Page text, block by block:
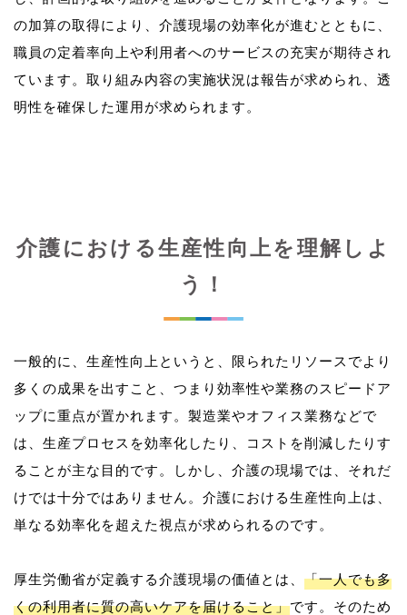
の加算の取得により、介護現場の効率化が進むとともに、
職員の定着率向上や利用者へのサービスの充実が期待され
ています。取り組み内容の実施状況は報告が求められ、透
介護における生産性向上を理解しよ
う！
一般的に、生産性向上というと、限られたリソースでより
多くの成果を出すこと、つまり効率性や業務のスピードア
ップに重点が置かれます。製造業やオフィス業務などで
は、生産プロセスを効率化したり、コストを削減したりす
ることが主な目的です。しかし、介護の現場では、それだ
けでは十分ではありません。介護における生産性向上は、
単なる効率化を超えた視点が求められるのです。
厚生労働省が定義する介護現場の価値とは、 「一人でも多
くの利用者に質の高いケアを届けること」です。そのため